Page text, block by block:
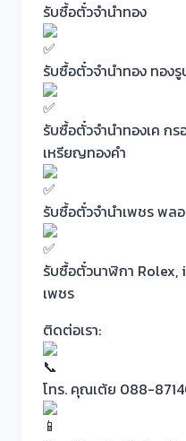
รับซื้อตั๋วจำนำทอง
รับซื้อตั๋วจำนำทอง ทอง
รับซื้อตั๋วจำนำทองเค ก
เหรียญทองคำ
รับซื้อตั๋วจำนำเพชร พลอ
รับซื้อตั๋วนาฬิกา Rolex,
เพชร
ติดต่อเรา:
โทร. คุณเต้ย 088-